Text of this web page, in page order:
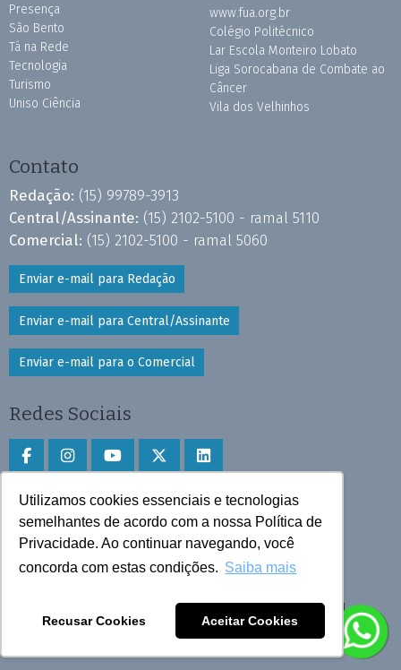
Utilizamos cookies essenciais e tecnologias
semelhantes de acordo com a nossa Política de
Privacidade. Ao continuar navegando, você
concorda com estas condições. Saiba mais
Recusar Cookies Aceitar Cookies
Presença
São Bento
Tá na Rede
Tecnologia
Turismo
Uniso Ciência
www.fua.org.br
Colégio Politécnico
Lar Escola Monteiro Lobato
Liga Sorocabana de Combate ao
Câncer
Vila dos Velhinhos
Contato
Redação: (15) 99789-3913
Central/Assinante: (15) 2102-5100 - ramal 5110
Comercial: (15) 2102-5100 - ramal 5060
Enviar e-mail para Redação
Enviar e-mail para Central/Assinante
Enviar e-mail para o Comercial
Redes Sociais
Faça download do aplicativo
Play Store e App Store
Todos os direitos reservados © 2025 Cruzeiro do Sul